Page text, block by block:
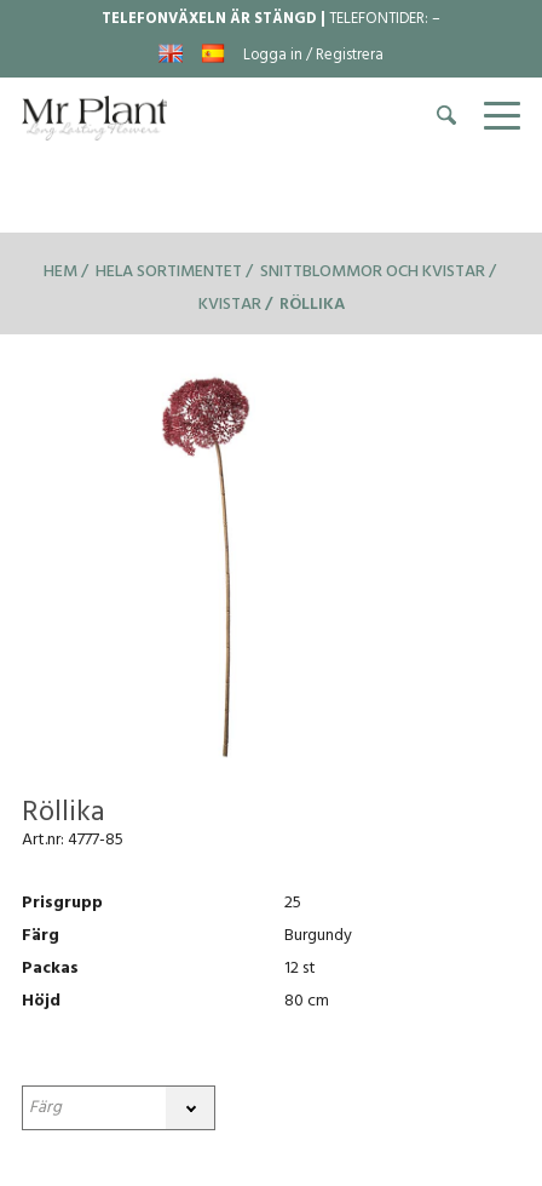
TELEFONVÄXELN ÄR STÄNGD |TELEFONTIDER:–
Logga in / Registrera
HEM HELA SORTIMENTET SNITTBLOMMOR OCH KVISTAR
KVISTAR
RÖLLIKA
Röllika
Art.nr:4777-85
Prisgrupp
25
Färg
Burgundy
Packas
12 st
Höjd
80 cm